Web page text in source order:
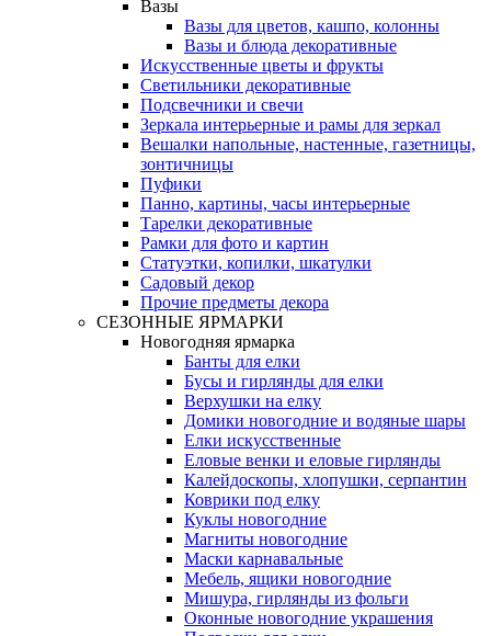
Вазы
Вазы для цветов, кашпо, колонны
Вазы и блюда декоративные
Искусственные цветы и фрукты
Светильники декоративные
Подсвечники и свечи
Зеркала интерьерные и рамы для зеркал
Вешалки напольные, настенные, газетницы,
зонтичницы
Пуфики
Панно, картины, часы интерьерные
Тарелки декоративные
Рамки для фото и картин
Статуэтки, копилки, шкатулки
Садовый декор
Прочие предметы декора
СЕЗОННЫЕ ЯРМАРКИ
Новогодняя ярмарка
Банты для елки
Бусы и гирлянды для елки
Верхушки на елку
Домики новогодние и водяные шары
Елки искусственные
Еловые венки и еловые гирлянды
Калейдоскопы, хлопушки, серпантин
Коврики под елку
Куклы новогодние
Магниты новогодние
Маски карнавальные
Мебель, ящики новогодние
Мишура, гирлянды из фольги
Оконные новогодние украшения